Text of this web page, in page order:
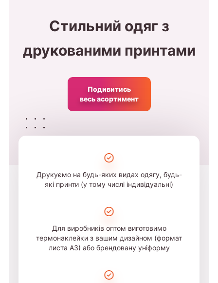
Стильний одяг з
друкованими принтами
Подивитись
весь асортимент
Друкуємо на будь-яких видах одягу, будь-
які принти (у тому числі індивідуальні)
Для виробників оптом виготовимо
термонаклейки з вашим дизайном (формат
листа А3) або брендовану уніформу